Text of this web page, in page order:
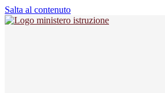
Salta al contenuto